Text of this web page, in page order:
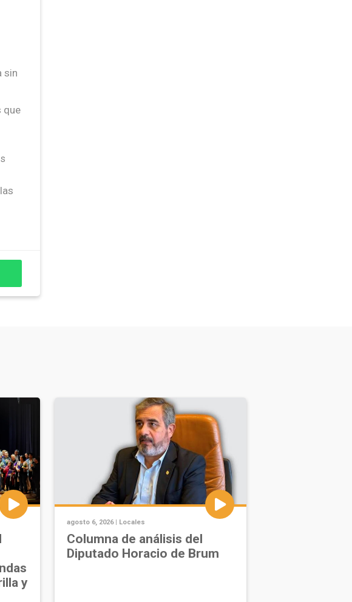
sin
que
y
agosto 6, 2026 | Locales
Columna de análisis del
Diputado Horacio de Brum